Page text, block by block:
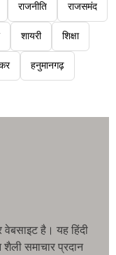
राजनीति राजसमंद
शायरी शिक्षा
हनुमानगढ़
वेबसाइट है। यह हिंदी
समाचार प्रदान